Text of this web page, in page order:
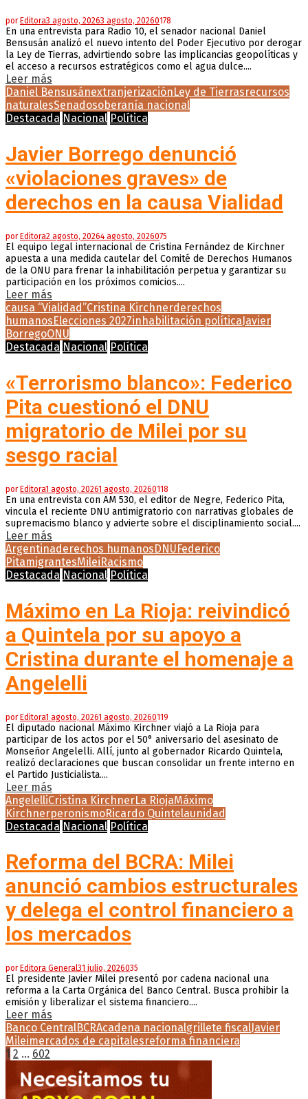
por Editora3 agosto, 20263 agosto, 20260178
En una entrevista para Radio 10, el senador nacional Daniel
Bensusán analizó el nuevo intento del Poder Ejecutivo por derogar
la Ley de Tierras, advirtiendo sobre las implicancias geopolíticas y
el acceso a recursos estratégicos como el agua dulce....
Leer más
Daniel Bensusánextranjerización Ley de Tierrasrecursos
naturalesSenadosoberanía nacional
Destacada Nacional Política
Javier Borrego denunció
«violaciones graves» de
derechos en la causa Vialidad
por Editora2 agosto, 20264 agosto, 2026075
El equipo legal internacional de Cristina Fernández de Kirchner
apuesta a una medida cautelar del Comité de Derechos Humanos
de la ONU para frenar la inhabilitación perpetua y garantizar su
participación en los próximos comicios....
Leer más
causa “Vialidad”Cristina Kirchnerderechos
humanosElecciones 2027inhabilitación políticaJavier
BorregoONU
Destacada Nacional Política
«Terrorismo blanco»: Federico
Pita cuestionó el DNU
migratorio de Milei por su
sesgo racial
porEditora1 agosto, 20261 agosto, 20260118
En una entrevista con AM 530, el editor de Negre, Federico Pita,
vincula el reciente DNU antimigratorio con narrativas globales de
supremacismo blanco y advierte sobre el disciplinamiento social....
Leer más
Argentinaderechos humanosDNUFederico
PitamigrantesMileiRacismo
Destacada Nacional Política
Máximo en La Rioja: reivindicó
a Quintela por su apoyo a
Cristina durante el homenaje a
Angelelli
porEditora1 agosto, 20261 agosto, 20260119
El diputado nacional Máximo Kirchner viajó a La Rioja para
participar de los actos por el 50° aniversario del asesinato de
Monseñor Angelelli. Allí, junto al gobernador Ricardo Quintela,
realizó declaraciones que buscan consolidar un frente interno en
el Partido Justicialista....
Leer más
AngelelliCristina KirchnerLa RiojaMáximo
KirchnerperonismoRicardo Quintelaunidad
Destacada Nacional Política
Reforma del BCRA: Milei
anunció cambios estructurales
y delega el control financiero a
los mercados
por Editora General31 julio, 2026035
El presidente Javier Milei presentó por cadena nacional una
reforma a la Carta Orgánica del Banco Central. Busca prohibir la
emisión y liberalizar el sistema financiero....
Leer más
Banco CentralBCRAcadena nacionalgrillete fiscalJavier
Mileimercados de capitalesreforma financiera
Paginación
de
entradas
1 2 … 602